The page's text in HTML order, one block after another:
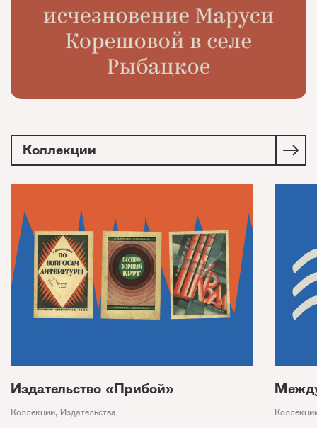
Коллекции
Издательство «Прибой»
Коллекции, Издательства